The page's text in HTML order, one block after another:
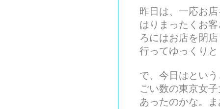
昨日は、一応お
はりまったくお
ろにはお店を閉
行ってゆっくり
で、今日はとい
ごい数の東京女
あったのかな。